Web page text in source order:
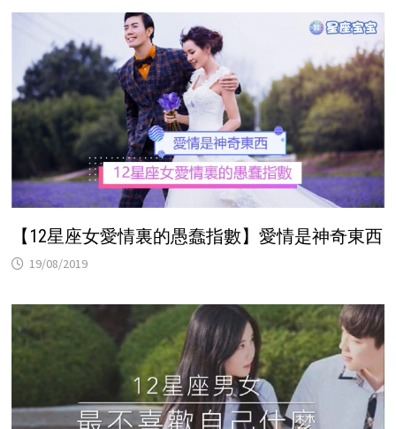
【12星座女愛情裏的愚蠢指數】愛情是神奇東西
19/08/2019